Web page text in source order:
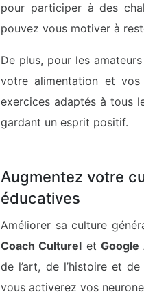
pour participer à des
pouvez vous motiver à
De plus, pour les
votre alimentation et
exercices adaptés à tous
gardant un esprit positif.
Augmentez votre
éducatives
Améliorer sa culture
Coach Culturel et
de l’art, de l’histoire et
vous activerez vos